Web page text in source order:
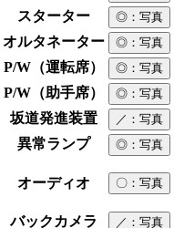
スターター ◎ ：写真
オルタネーター ◎ ：写真
P/W（運転席） ◎ ：写真
P/W（助手席） ◎ ：写真
坂道発進装置 ／ ：写真
異常ランプ ◎ ：写真
オーディオ 〇 ：写真
バックカメラ ／ ：写真